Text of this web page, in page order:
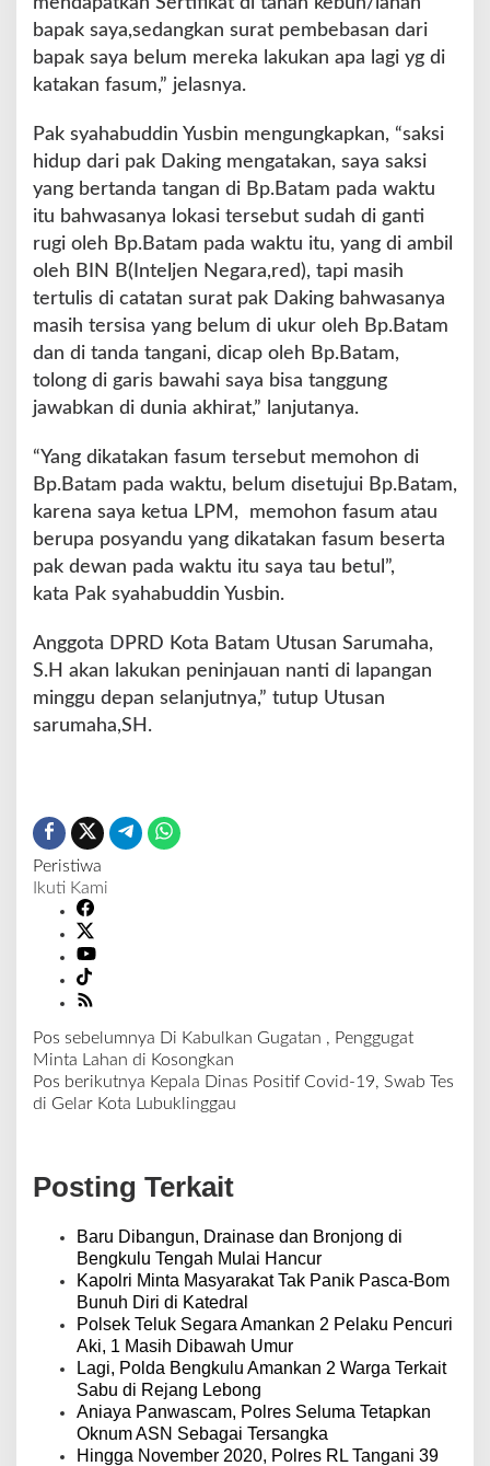
o
l
e
R
D
K
o
a
B
a
t
m
bapak saya,sedangkan surat pembebasan dari
bapak saya belum mereka lakukan apa lagi yg di
katakan fasum,” jelasnya.
Pak syahabuddin Yusbin mengungkapkan, “saksi
hidup dari pak Daking mengatakan, saya saksi
yang bertanda tangan di Bp.Batam pada waktu
itu bahwasanya lokasi tersebut sudah di ganti
rugi oleh Bp.Batam pada waktu itu, yang di ambil
oleh BIN B(Inteljen Negara,red), tapi masih
tertulis di catatan surat pak Daking bahwasanya
masih tersisa yang belum di ukur oleh Bp.Batam
dan di tanda tangani, dicap oleh Bp.Batam,
tolong di garis bawahi saya bisa tanggung
jawabkan di dunia akhirat,” lanjutanya.
“Yang dikatakan fasum tersebut memohon di
Bp.Batam pada waktu, belum disetujui Bp.Batam,
karena saya ketua LPM, memohon fasum atau
berupa posyandu yang dikatakan fasum beserta
pak dewan pada waktu itu saya tau betul”,
kata Pak syahabuddin Yusbin.
Anggota DPRD Kota Batam Utusan Sarumaha,
S.H akan lakukan peninjauan nanti di lapangan
minggu depan selanjutnya,” tutup Utusan
sarumaha,SH.
Peristiwa
Ikuti Kami
N
a
v
a
s
Pos sebelumnya Di Kabulkan Gugatan , Penggugat
Minta Lahan di Kosongkan
Pos berikutnya Kepala Dinas Positif Covid-19, Swab Tes
di Gelar Kota Lubuklinggau
Posting Terkait
Baru Dibangun, Drainase dan Bronjong di
Bengkulu Tengah Mulai Hancur
Kapolri Minta Masyarakat Tak Panik Pasca-Bom
Bunuh Diri di Katedral
Polsek Teluk Segara Amankan 2 Pelaku Pencuri
Aki, 1 Masih Dibawah Umur
Lagi, Polda Bengkulu Amankan 2 Warga Terkait
Sabu di Rejang Lebong
Aniaya Panwascam, Polres Seluma Tetapkan
Oknum ASN Sebagai Tersangka
Hingga November 2020, Polres RL Tangani 39